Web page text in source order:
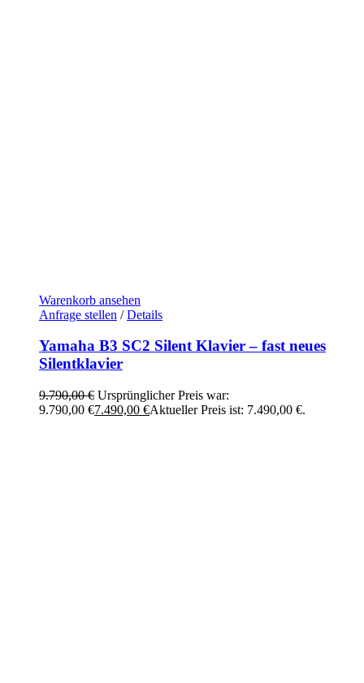
Warenkorb ansehen
Anfrage stellen / Details
Yamaha B3 SC2 Silent Klavier – fast neues
Silentklavier
9.790,00€ Ursprünglicher Preis war:
9.790,00 €7.490,00 €Aktueller Preis ist: 7.490,00 €.